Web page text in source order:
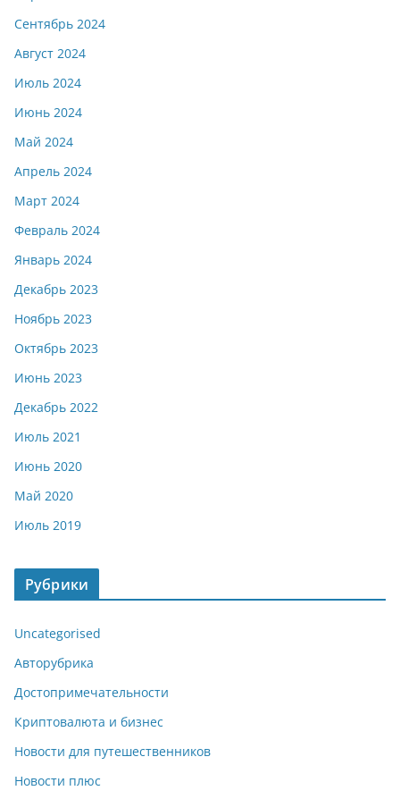
Сентябрь 2024
Август 2024
Июль 2024
Июнь 2024
Май 2024
Апрель 2024
Март 2024
Февраль 2024
Январь 2024
Декабрь 2023
Ноябрь 2023
Октябрь 2023
Июнь 2023
Декабрь 2022
Июль 2021
Июнь 2020
Май 2020
Июль 2019
Рубрики
Uncategorised
Авторубрика
Достопримечательности
Криптовалюта и бизнес
Новости для путешественников
Новости плюс